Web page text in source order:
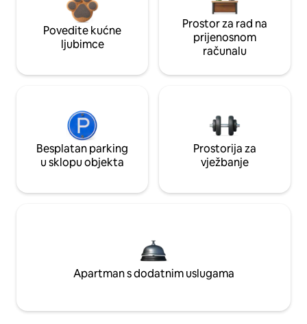
Povedite kućne
ljubimce
Prostor za rad na
prijenosnom
računalu
Besplatan parking
u sklopu objekta
Prostorija za
vježbanje
Apartman s dodatnim uslugama